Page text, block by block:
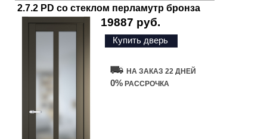
2.7.2 PD со стеклом перламутр бронза
19887 руб.
Купить дверь
НА ЗАКАЗ 22 ДНЕЙ
0% РАССРОЧКА